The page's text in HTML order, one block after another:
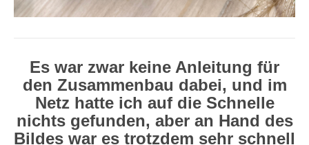
Es war zwar keine Anleitung für
den Zusammenbau dabei, und im
Netz hatte ich auf die Schnelle
nichts gefunden, aber an Hand des
Bildes war es trotzdem sehr schnell